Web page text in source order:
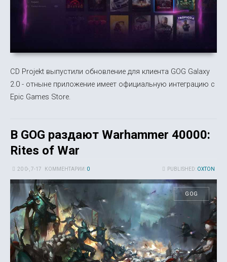
CD Projekt выпустили обновление для клиента GOG Galaxy
2.0 - отныне приложение имеет официальную интеграцию с
Epic Games Store.
В GOG раздают Warhammer 40000:
Rites of War
PUBLISHED: OXTON
20 0-, 7-17 КОММЕНТАРИИ: 0
GOG